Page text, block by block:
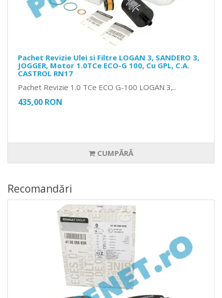
Pachet Revizie Ulei si Filtre LOGAN 3, SANDERO 3,
JOGGER, Motor 1.0TCe ECO-G 100, Cu GPL, C.A.
CASTROL RN17
Pachet Revizie 1.0 TCe ECO G-100 LOGAN 3,..
435,00 RON
CUMPĂRĂ
Recomandări